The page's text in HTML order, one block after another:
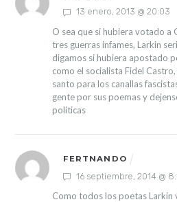
13 enero, 2013 @ 20:03
O sea que si hubiera votado a
tres guerras infames, Larkin
digamos si hubiera apostado
como el socialista Fidel
santo para los canallas
gente por sus poemas y
politicas
FERTNANDO
16 septiembre, 2014 @
Como todos los poetas Larkin